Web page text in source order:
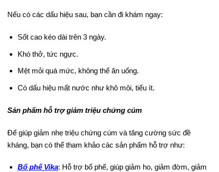
Nếu có các dấu hiệu sau, bạn cần đi khám ngay:
Sốt cao kéo dài trên 3 ngày.
Khó thở, tức ngực.
Mệt mỏi quá mức, không thể ăn uống.
Có dấu hiệu mất nước như khô môi, tiểu ít.
Sản phẩm hỗ trợ giảm triệu chứng cúm
Để giúp giảm nhẹ triệu chứng cúm và tăng cường sức đề
kháng, bạn có thể tham khảo các sản phẩm hỗ trợ như:
Bổ phế Vika: Hỗ trợ bổ phế, giúp giảm ho, giảm đờm, giảm